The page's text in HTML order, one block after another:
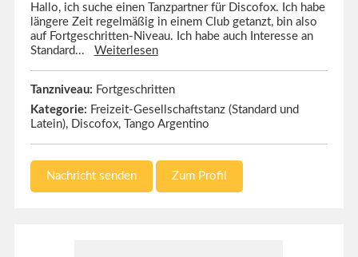
Hallo, ich suche einen Tanzpartner für Discofox. Ich habe
längere Zeit regelmäßig in einem Club getanzt, bin also
auf Fortgeschritten-Niveau. Ich habe auch Interesse an
Standard... Weiterlesen
Tanzniveau: Fortgeschritten
Kategorie: Freizeit-Gesellschaftstanz (Standard und
Latein), Discofox, Tango Argentino
Nachricht senden Zum Profil